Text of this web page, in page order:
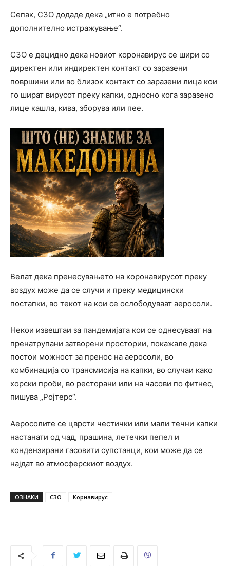
Сепак, СЗО додаде дека „итно е потребно
дополнително истражување“.
СЗО е децидно дека новиот коронавирус се шири со
директен или индиректен контакт со заразени
површини или во близок контакт со заразени лица кои
го шират вирусот преку капки, односно кога заразено
лице кашла, кива, зборува или пее.
Велат дека пренесувањето на коронавирусот преку
воздух може да се случи и преку медицински
постапки, во текот на кои се ослободуваат аеросоли.
Некои извештаи за пандемијата кои се однесуваат на
пренатрупани затворени простории, покажале дека
постои можност за пренос на аеросоли, во
комбинација со трансмисија на капки, во случаи како
хорски проби, во ресторани или на часови по фитнес,
пишува „Ројтерс“.
Аеросолите се цврсти честички или мали течни капки
настанати од чад, прашина, летечки пепел и
кондензирани гасовити супстанци, кои може да се
најдат во атмосферскиот воздух.
ОЗНАКИ СЗО Корнавирус